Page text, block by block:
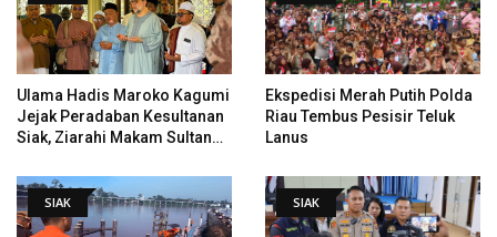
Ulama Hadis Maroko Kagumi
Jejak Peradaban Kesultanan
Siak, Ziarahi Makam Sultan
Ekspedisi Merah Putih Polda
Riau Tembus Pesisir Teluk
Lanus
SIAK SIAK